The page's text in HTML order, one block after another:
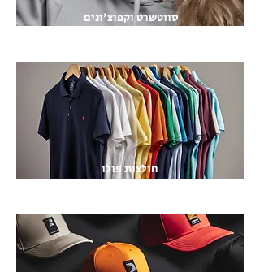
סווטשרט וקפוצ'ונים
חולצות פולו
חולצות פולו ממותגות שעושות את ההבדל